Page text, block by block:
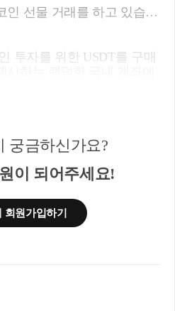
인 선물 거래를 하고 있습니
투자를 위한 USDT를 구매
한국 계좌로 출금시, 입금과
궁금하신가요?
이 되어주세요!
회원가입하기